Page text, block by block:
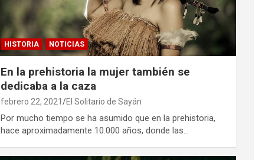
HISTORIA NOTICIAS
En la prehistoria la mujer también se
dedicaba a la caza
febrero 22, 2021 El Solitario de Sayán
Por mucho tiempo se ha asumido que en la prehistoria,
hace aproximadamente 10.000 años, donde las…